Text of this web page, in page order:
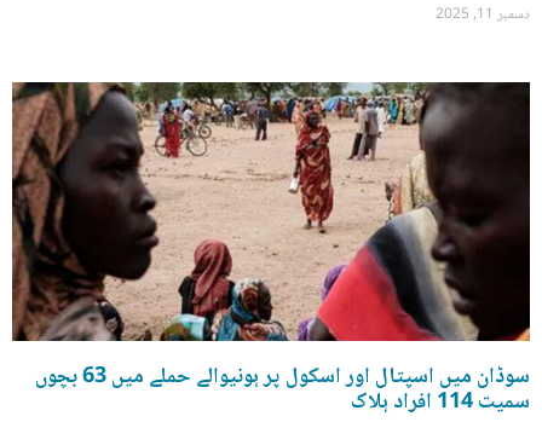
دسمبر 11, 2025
سوڈان میں اسپتال اور اسکول پر ہونیوالے حملے میں 63 بچوں
سمیت 114 افراد ہلاک